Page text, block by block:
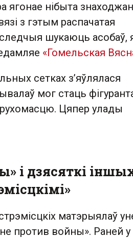
ягонае нібыта
з гэтым распачатая
шукаюць асобаў,
«Гомельская
сетках з’яўлялася
мог стаць
Цяпер улады
і дзясяткі
матэрыялаў
против войны». Раней у